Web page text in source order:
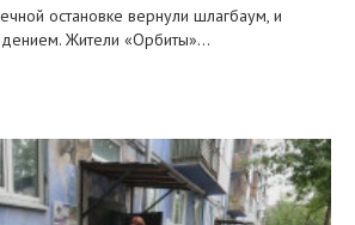
остановке вернули шлагбаум, и
Жители «Орбиты»…